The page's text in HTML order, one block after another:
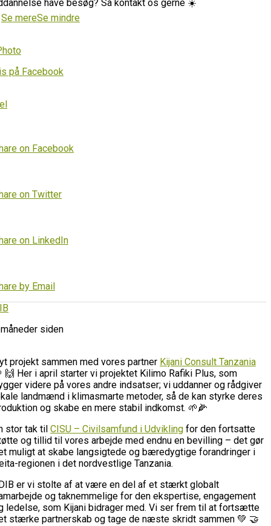
have besøg? Så kontakt os gerne ☀️
Se mereSe mindre
på Facebook
on Facebook
on Twitter
on LinkedIn
by Email
siden
projekt sammen med vores partner Kijani Consult Tanzania
🙌 Her i april starter vi projektet Kilimo Rafiki Plus, som
videre på vores andre indsatser; vi uddanner og rådgiver
landmænd i klimasmarte metoder, så de kan styrke deres
og skabe en mere stabil indkomst. 🌱🌽
stor tak til CISU – Civilsamfund i Udvikling for den fortsatte
og tillid til vores arbejde med endnu en bevilling – det gør
muligt at skabe langsigtede og bæredygtige forandringer i
regionen i det nordvestlige Tanzania.
er vi stolte af at være en del af et stærkt globalt
og taknemmelige for den ekspertise, engagement
ledelse, som Kijani bidrager med. Vi ser frem til at fortsætte
stærke partnerskab og tage de næste skridt sammen 💚 🤝